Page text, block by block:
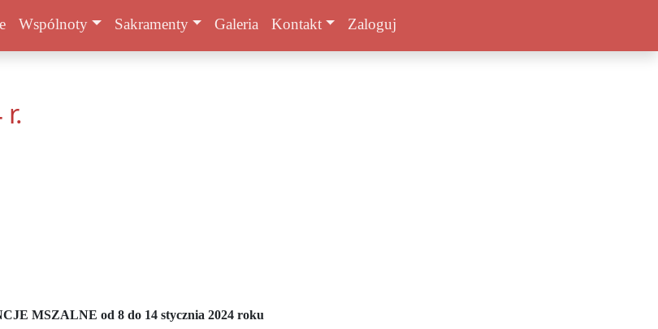
Wspólnoty Sakramenty Galeria Kontakt Zaloguj
MSZALNE od 8 do 14 stycznia 2024 roku